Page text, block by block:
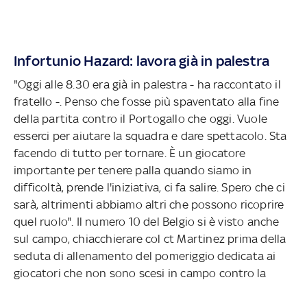
Infortunio Hazard: lavora già in palestra
"Oggi alle 8.30 era già in palestra - ha raccontato il
fratello -. Penso che fosse più spaventato alla fine
della partita contro il Portogallo che oggi. Vuole
esserci per aiutare la squadra e dare spettacolo. Sta
facendo di tutto per tornare. È un giocatore
importante per tenere palla quando siamo in
difficoltà, prende l'iniziativa, ci fa salire. Spero che ci
sarà, altrimenti abbiamo altri che possono ricoprire
quel ruolo". Il numero 10 del Belgio si è visto anche
sul campo, chiacchierare col ct Martinez prima della
seduta di allenamento del pomeriggio dedicata ai
giocatori che non sono scesi in campo contro la